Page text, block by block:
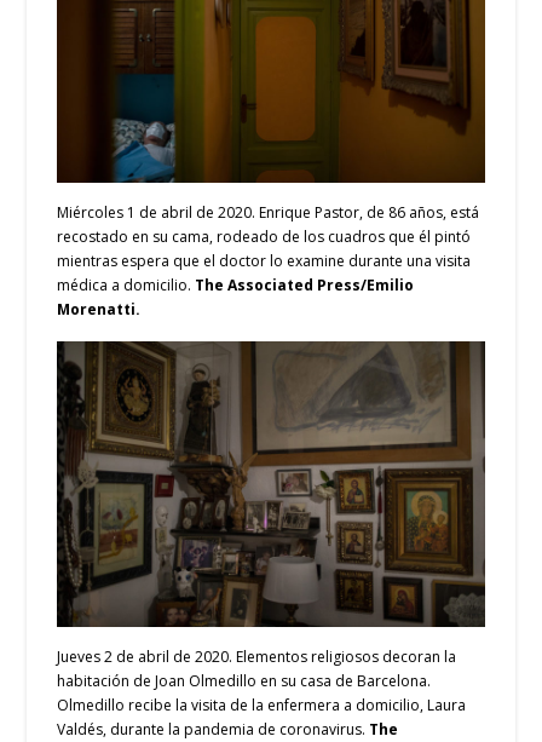
Miércoles 1 de abril de 2020. Enrique Pastor, de 86 años, está
recostado en su cama, rodeado de los cuadros que él pintó
mientras espera que el doctor lo examine durante una visita
médica a domicilio. The Associated Press/Emilio
Morenatti.
Jueves 2 de abril de 2020. Elementos religiosos decoran la
habitación de Joan Olmedillo en su casa de Barcelona.
Olmedillo recibe la visita de la enfermera a domicilio, Laura
Valdés, durante la pandemia de coronavirus. The